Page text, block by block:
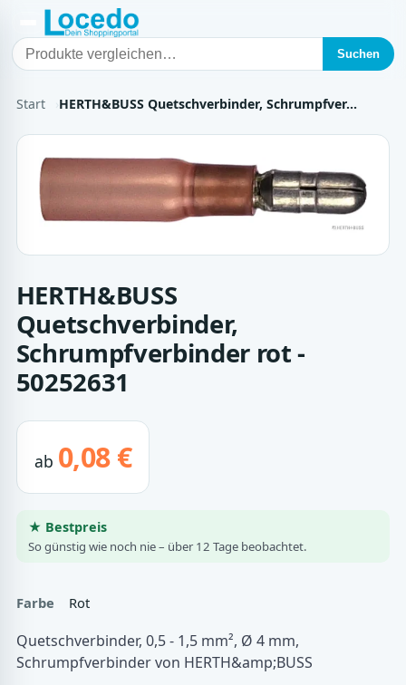
Suchen
Start HERTH&BUSS Quetschverbinder, Schrumpfver…
HERTH&BUSS
Quetschverbinder,
Schrumpfverbinder rot -
50252631
ab 0,08 €
★ Bestpreis
So günstig wie noch nie – über 12 Tage beobachtet.
Farbe Rot
Quetschverbinder, 0,5 - 1,5 mm², Ø 4 mm,
Schrumpfverbinder von HERTH&amp;BUSS